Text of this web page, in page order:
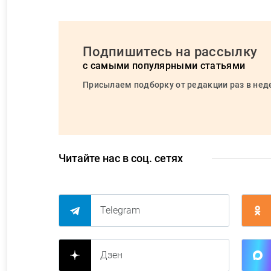
Подпишитесь на рассылку
с самыми популярными статьями
Присылаем подборку от редакции раз в
Читайте нас в соц. сетях
Telegram
Дзен